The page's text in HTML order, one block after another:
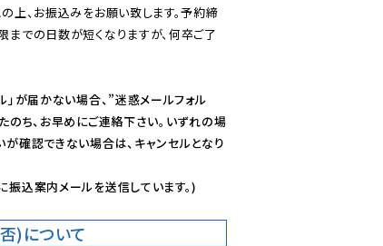
上、お振込みをお願い致します。予約締
での日数が短くなりますが、何卒ご了
」が届かない場合、”迷惑メールフォル
のち、お早めにご連絡下さい。いずれの場
確認できない場合は、キャンセルとなり
込案内メールを送信しています。)
)について